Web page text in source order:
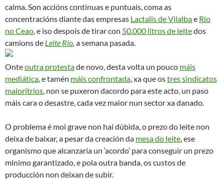
calma. Son accións continuas e puntuais, coma as
concentracións diante das empresas Lactalis de Vilalbae Rio
no Ceao, e iso despois de tirar con 50.000 litros de leitedos
camions de Leite Rio, asemana pasada.
Onteoutra protestade novo, desta volta un pouco máis
mediática, e tamén máis confrontada, xa que ostres sindicatos
maioritrios, non se puxeron dacordo para este acto, un paso
máis cara o desastre, cada vez maior nun sector xa danado.
O problema é moi grave non hai dúbida, o prezo do leite non
deixa de baixar, a pesar da creación da mesa do leite, ese
organismo que alcanzaría un ‘acordo’ para conseguir un prezo
minimo garantizado, e pola outra banda, os custos de
producción non deixan de subir.